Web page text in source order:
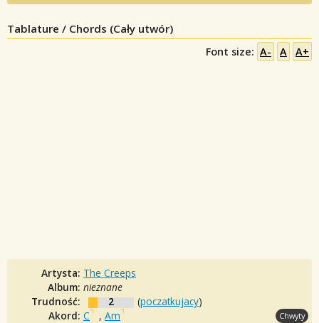
Tablature / Chords (Cały utwór)
Font size: A- A A+
Artysta: The Creeps
Album: nieznane
Trudność:
2 (poczatkujacy)
Akord: C , Am Chwyty